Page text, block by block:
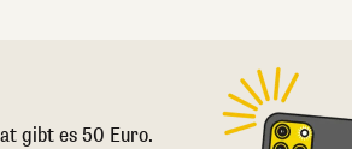
gibt es 50 Euro.